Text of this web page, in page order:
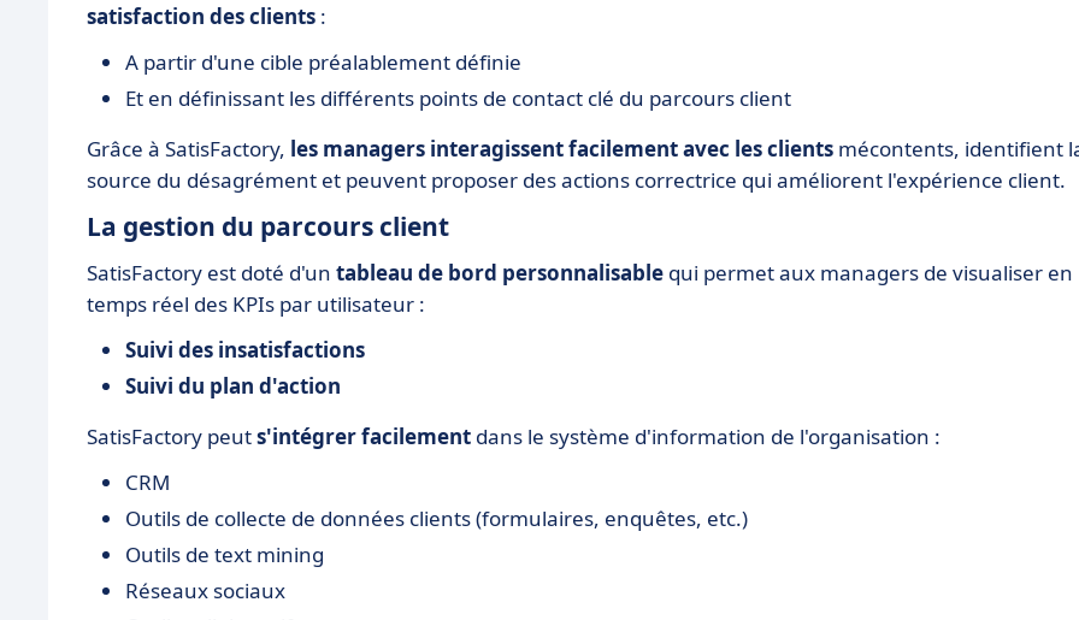
satisfaction des clients :
A partir d'une cible préalablement définie
Et en définissant les différents points de contact clé du parcours client
Grâce à SatisFactory, les managers interagissent facilement avec les clients mécontents, identifient
source du désagrément et peuvent proposer des actions correctrice qui améliorent l'expérience client.
La gestion du parcours client
SatisFactory est doté d'un tableau de bord personnalisable qui permet aux managers de visualiser en
temps réel des KPIs par utilisateur :
Suivi des insatisfactions
Suivi du plan d'action
SatisFactory peuts'intégrer facilement dans le système d'information de l'organisation :
CRM
Outils de collecte de données clients (formulaires, enquêtes, etc.)
Outils de text mining
Réseaux sociaux